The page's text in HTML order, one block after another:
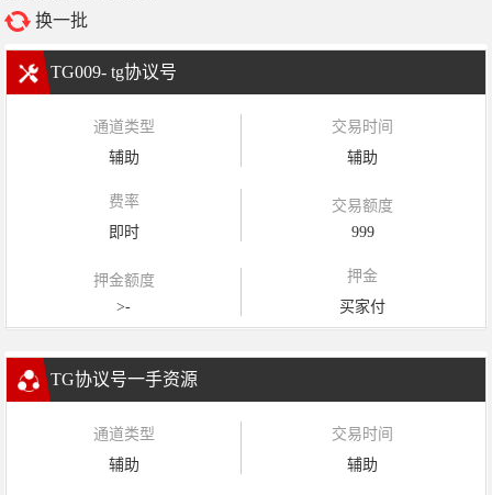
换一批
TG009- tg协议号
通道类型
辅助
交易时间
辅助
费率
即时
交易额度
999
押金额度
>-
押金
买家付
TG协议号一手资源
通道类型
辅助
交易时间
辅助